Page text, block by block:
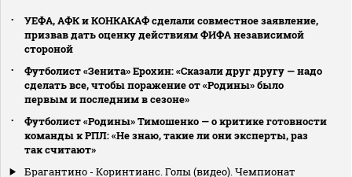
УЕФА, АФК и КОНКАКАФ сделали совместное заявление,
призвав дать оценку действиям ФИФА независимой
стороной
Футболист «Зенита» Ерохин: «Сказали друг другу — надо
сделать все, чтобы поражение от «Родины» было
первым и последним в сезоне»
Футболист «Родины» Тимошенко — о критике готовности
команды к РПЛ: «Не знаю, такие ли они эксперты, раз
так считают»
Брагантино - Коринтианс. Голы (видео). Чемпионат